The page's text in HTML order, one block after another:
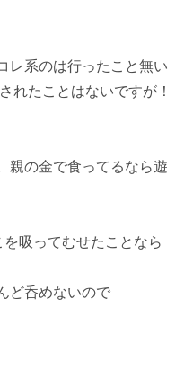
レ系のは行ったこと無い
れたことはないですが！
親の金で食ってるなら遊
吸ってむせたことなら
ど呑めないので